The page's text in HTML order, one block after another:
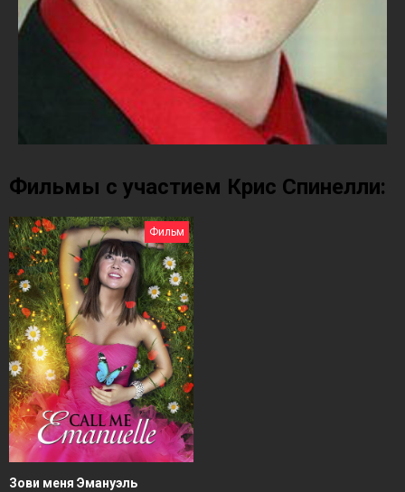
Фильмы с участием Крис Спинелли:
Фильм
Зови меня Эмануэль